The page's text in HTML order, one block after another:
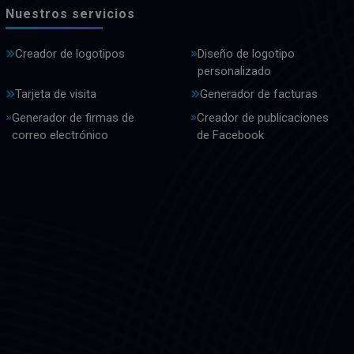
Nuestros servicios
Creador de logotipos
Diseño de logotipo
personalizado
Tarjeta de visita
Generador de facturas
Generador de firmas de
correo electrónico
Creador de publicaciones
de Facebook